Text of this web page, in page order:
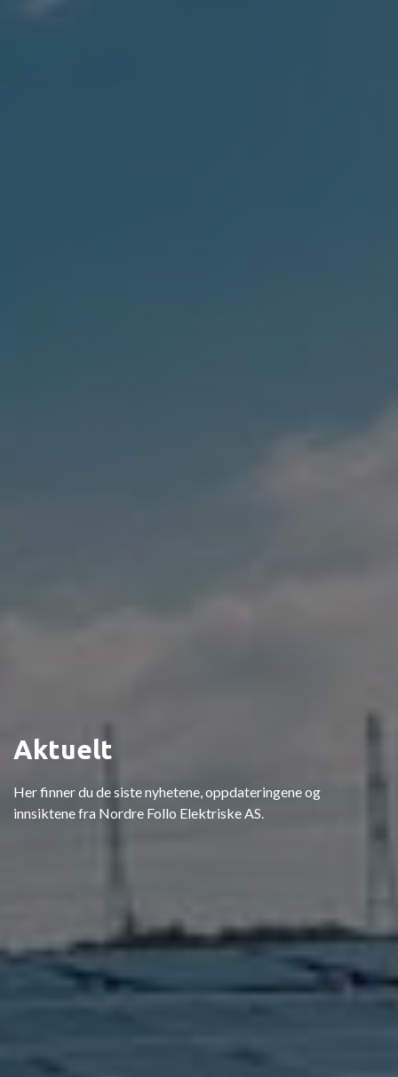
Aktuelt
Her finner du de siste nyhetene, oppdateringene og
innsiktene fra Nordre Follo Elektriske AS.